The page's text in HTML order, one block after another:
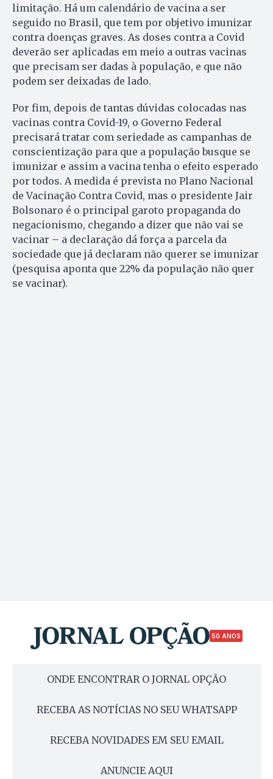
limitação. Há um calendário de vacina a ser
seguido no Brasil, que tem por objetivo imunizar
contra doenças graves. As doses contra a Covid
deverão ser aplicadas em meio a outras vacinas
que precisam ser dadas à população, e que não
podem ser deixadas de lado.
Por fim, depois de tantas dúvidas colocadas nas
vacinas contra Covid-19, o Governo Federal
precisará tratar com seriedade as campanhas de
conscientização para que a população busque se
imunizar e assim a vacina tenha o efeito esperado
por todos. A medida é prevista no Plano Nacional
de Vacinação Contra Covid, mas o presidente Jair
Bolsonaro é o principal garoto propaganda do
negacionismo, chegando a dizer que não vai se
vacinar – a declaração dá força a parcela da
sociedade que já declaram não querer se imunizar
(pesquisa aponta que 22% da população não quer
se vacinar).
50 ANOS
ONDE ENCONTRAR O JORNAL OPÇÃO
RECEBA AS NOTÍCIAS NO SEU WHATSAPP
RECEBA NOVIDADES EM SEU EMAIL
ANUNCIE AQUI